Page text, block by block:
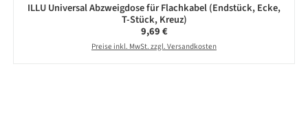
ILLU Universal Abzweigdose für Flachkabel (Endstück, Ecke,
T-Stück, Kreuz)
Regulärer Preis:
9,69 €
Preise inkl. MwSt. zzgl. Versandkosten